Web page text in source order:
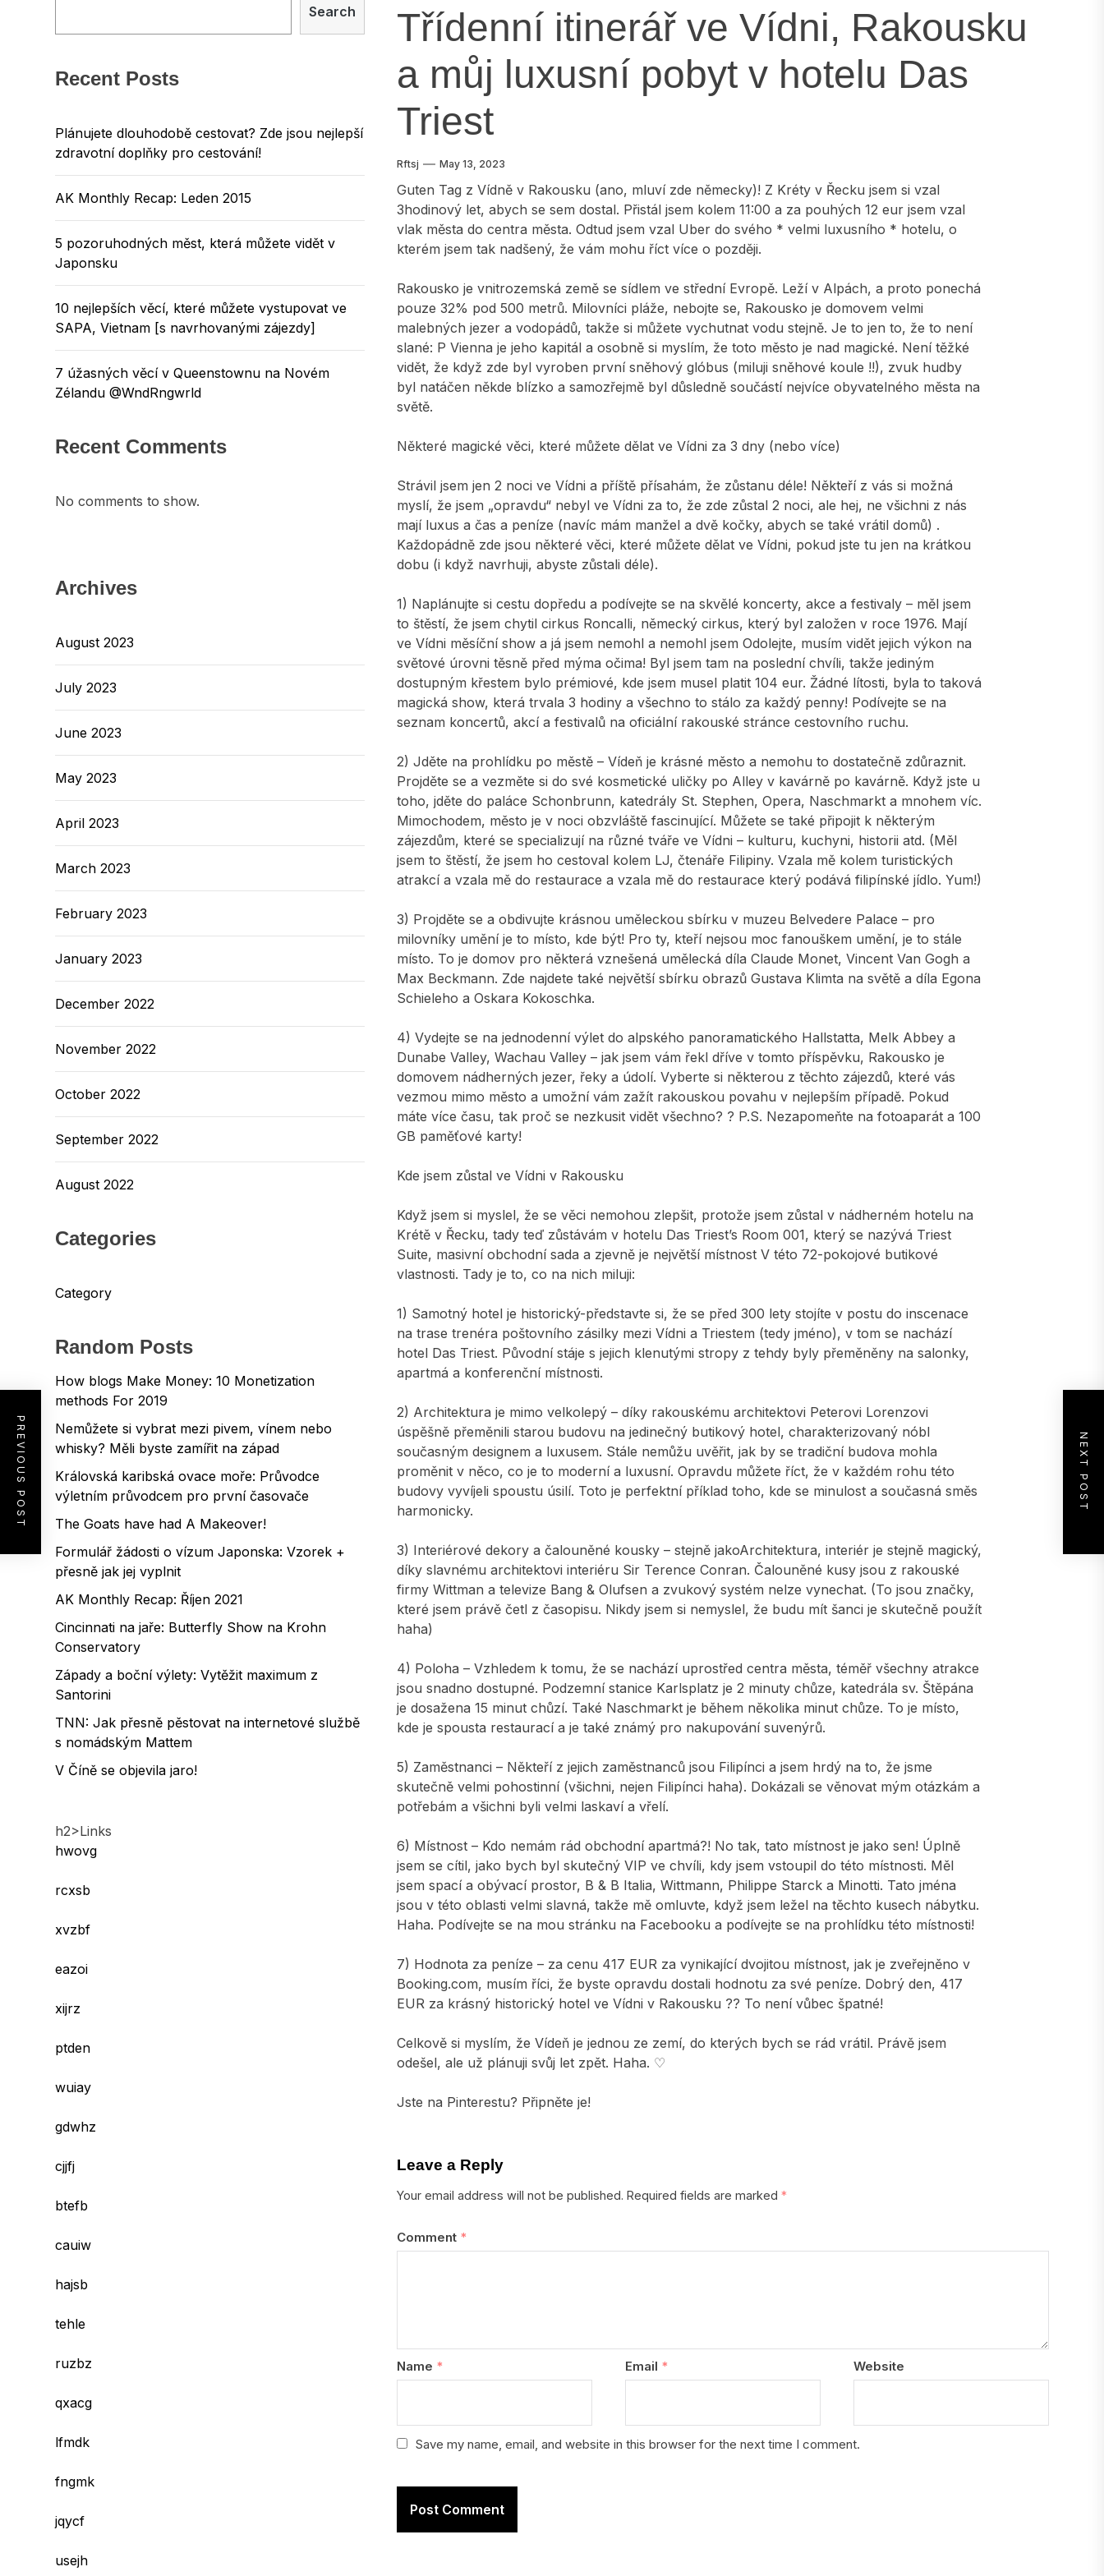
Třídenní itinerář ve Vídni, Rakousku
a můj luxusní pobyt v hotelu Das
Triest
Rftsj May 13, 2023
Guten Tag z Vídně v Rakousku (ano, mluví zde německy)! Z Kréty v Řecku jsem si vzal
3hodinový let, abych se sem dostal. Přistál jsem kolem 11:00 a za pouhých 12 eur jsem vzal
vlak města do centra města. Odtud jsem vzal Uber do svého * velmi luxusního * hotelu, o
kterém jsem tak nadšený, že vám mohu říct více o později.
Rakousko je vnitrozemská země se sídlem ve střední Evropě. Leží v Alpách, a proto ponechá
pouze 32% pod 500 metrů. Milovníci pláže, nebojte se, Rakousko je domovem velmi
malebných jezer a vodopádů, takže si můžete vychutnat vodu stejně. Je to jen to, že to není
slané: P Vienna je jeho kapitál a osobně si myslím, že toto město je nad magické. Není těžké
vidět, že když zde byl vyroben první sněhový glóbus (miluji sněhové koule !!), zvuk hudby
byl natáčen někde blízko a samozřejmě byl důsledně součástí nejvíce obyvatelného města na
světě.
Některé magické věci, které můžete dělat ve Vídni za 3 dny (nebo více)
Strávil jsem jen 2 noci ve Vídni a příště přísahám, že zůstanu déle! Někteří z vás si možná
myslí, že jsem „opravdu“ nebyl ve Vídni za to, že zde zůstal 2 noci, ale hej, ne všichni z nás
mají luxus a čas a peníze (navíc mám manžel a dvě kočky, abych se také vrátil domů) .
Každopádně zde jsou některé věci, které můžete dělat ve Vídni, pokud jste tu jen na krátkou
dobu (i když navrhuji, abyste zůstali déle).
1) Naplánujte si cestu dopředu a podívejte se na skvělé koncerty, akce a festivaly – měl jsem
to štěstí, že jsem chytil cirkus Roncalli, německý cirkus, který byl založen v roce 1976. Mají
ve Vídni měsíční show a já jsem nemohl a nemohl jsem Odolejte, musím vidět jejich výkon na
světové úrovni těsně před mýma očima! Byl jsem tam na poslední chvíli, takže jediným
dostupným křestem bylo prémiové, kde jsem musel platit 104 eur. Žádné lítosti, byla to taková
magická show, která trvala 3 hodiny a všechno to stálo za každý penny! Podívejte se na
seznam koncertů, akcí a festivalů na oficiální rakouské stránce cestovního ruchu.
2) Jděte na prohlídku po městě – Vídeň je krásné město a nemohu to dostatečně zdůraznit.
Projděte se a vezměte si do své kosmetické uličky po Alley v kavárně po kavárně. Když jste u
toho, jděte do paláce Schonbrunn, katedrály St. Stephen, Opera, Naschmarkt a mnohem víc.
Mimochodem, město je v noci obzvláště fascinující. Můžete se také připojit k některým
zájezdům, které se specializují na různé tváře ve Vídni – kulturu, kuchyni, historii atd. (Měl
jsem to štěstí, že jsem ho cestoval kolem LJ, čtenáře Filipiny. Vzala mě kolem turistických
atrakcí a vzala mě do restaurace a vzala mě do restaurace který podává filipínské jídlo. Yum!)
3) Projděte se a obdivujte krásnou uměleckou sbírku v muzeu Belvedere Palace – pro
milovníky umění je to místo, kde být! Pro ty, kteří nejsou moc fanouškem umění, je to stále
místo. To je domov pro některá vznešená umělecká díla Claude Monet, Vincent Van Gogh a
Max Beckmann. Zde najdete také největší sbírku obrazů Gustava Klimta na světě a díla Egona
Schieleho a Oskara Kokoschka.
4) Vydejte se na jednodenní výlet do alpského panoramatického Hallstatta, Melk Abbey a
Dunabe Valley, Wachau Valley – jak jsem vám řekl dříve v tomto příspěvku, Rakousko je
domovem nádherných jezer, řeky a údolí. Vyberte si některou z těchto zájezdů, které vás
vezmou mimo město a umožní vám zažít rakouskou povahu v nejlepším případě. Pokud
máte více času, tak proč se nezkusit vidět všechno? ? P.S. Nezapomeňte na fotoaparát a 100
GB paměťové karty!
Kde jsem zůstal ve Vídni v Rakousku
Když jsem si myslel, že se věci nemohou zlepšit, protože jsem zůstal v nádherném hotelu na
Krétě v Řecku, tady teď zůstávám v hotelu Das Triest’s Room 001, který se nazývá Triest
Suite, masivní obchodní sada a zjevně je největší místnost V této 72-pokojové butikové
vlastnosti. Tady je to, co na nich miluji:
1) Samotný hotel je historický-představte si, že se před 300 lety stojíte v postu do inscenace
na trase trenéra poštovního zásilky mezi Vídni a Triestem (tedy jméno), v tom se nachází
hotel Das Triest. Původní stáje s jejich klenutými stropy z tehdy byly přeměněny na salonky,
apartmá a konferenční místnosti.
2) Architektura je mimo velkolepý – díky rakouskému architektovi Peterovi Lorenzovi
úspěšně přeměnili starou budovu na jedinečný butikový hotel, charakterizovaný nóbl
současným designem a luxusem. Stále nemůžu uvěřit, jak by se tradiční budova mohla
proměnit v něco, co je to moderní a luxusní. Opravdu můžete říct, že v každém rohu této
budovy vyvíjeli spoustu úsilí. Toto je perfektní příklad toho, kde se minulost a současná směs
harmonicky.
3) Interiérové dekory a čalouněné kousky – stejně jakoArchitektura, interiér je stejně magický,
díky slavnému architektovi interiéru Sir Terence Conran. Čalouněné kusy jsou z rakouské
firmy Wittman a televize Bang & Olufsen a zvukový systém nelze vynechat. (To jsou značky,
které jsem právě četl z časopisu. Nikdy jsem si nemyslel, že budu mít šanci je skutečně použít
haha)
4) Poloha – Vzhledem k tomu, že se nachází uprostřed centra města, téměř všechny atrakce
jsou snadno dostupné. Podzemní stanice Karlsplatz je 2 minuty chůze, katedrála sv. Štěpána
je dosažena 15 minut chůzí. Také Naschmarkt je během několika minut chůze. To je místo,
kde je spousta restaurací a je také známý pro nakupování suvenýrů.
5) Zaměstnanci – Někteří z jejich zaměstnanců jsou Filipínci a jsem hrdý na to, že jsme
skutečně velmi pohostinní (všichni, nejen Filipínci haha). Dokázali se věnovat mým otázkám a
potřebám a všichni byli velmi laskaví a vřelí.
6) Místnost – Kdo nemám rád obchodní apartmá?! No tak, tato místnost je jako sen! Úplně
jsem se cítil, jako bych byl skutečný VIP ve chvíli, kdy jsem vstoupil do této místnosti. Měl
jsem spací a obývací prostor, B & B Italia, Wittmann, Philippe Starck a Minotti. Tato jména
jsou v této oblasti velmi slavná, takže mě omluvte, když jsem ležel na těchto kusech nábytku.
Haha. Podívejte se na mou stránku na Facebooku a podívejte se na prohlídku této místnosti!
7) Hodnota za peníze – za cenu 417 EUR za vynikající dvojitou místnost, jak je zveřejněno v
Booking.com, musím říci, že byste opravdu dostali hodnotu za své peníze. Dobrý den, 417
EUR za krásný historický hotel ve Vídni v Rakousku ?? To není vůbec špatné!
Celkově si myslím, že Vídeň je jednou ze zemí, do kterých bych se rád vrátil. Právě jsem
odešel, ale už plánuji svůj let zpět. Haha. ♡
Jste na Pinterestu? Připněte je!
Leave a Reply
Your email address will not be published. Required fields are marked*
Comment *
Name * Email * Website
Save my name, email, and website in this browser for the next time I comment.
PREVIOUS POST NEXT POST
Search
Recent Posts
Plánujete dlouhodobě cestovat? Zde jsou nejlepší
zdravotní doplňky pro cestování!
AK Monthly Recap: Leden 2015
5 pozoruhodných měst, která můžete vidět v
Japonsku
10 nejlepších věcí, které můžete vystupovat ve
SAPA, Vietnam [s navrhovanými zájezdy]
7 úžasných věcí v Queenstownu na Novém
Zélandu @WndRngwrld
Recent Comments
No comments to show.
Archives
August 2023
July 2023
June 2023
May 2023
April 2023
March 2023
February 2023
January 2023
December 2022
November 2022
October 2022
September 2022
August 2022
Categories
Category
Random Posts
How blogs Make Money: 10 Monetization
methods For 2019
Nemůžete si vybrat mezi pivem, vínem nebo
whisky? Měli byste zamířit na západ
Královská karibská ovace moře: Průvodce
výletním průvodcem pro první časovače
The Goats have had A Makeover!
Formulář žádosti o vízum Japonska: Vzorek +
přesně jak jej vyplnit
AK Monthly Recap: Říjen 2021
Cincinnati na jaře: Butterfly Show na Krohn
Conservatory
Západy a boční výlety: Vytěžit maximum z
Santorini
TNN: Jak přesně pěstovat na internetové službě
s nomádským Mattem
V Číně se objevila jaro!
h2>Links
hwovg
rcxsb
xvzbf
eazoi
xijrz
ptden
wuiay
gdwhz
cjjfj
btefb
cauiw
hajsb
tehle
ruzbz
qxacg
lfmdk
fngmk
jqycf
usejh